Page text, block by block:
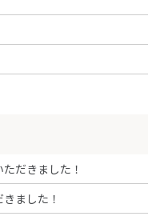
だきました！
ました！